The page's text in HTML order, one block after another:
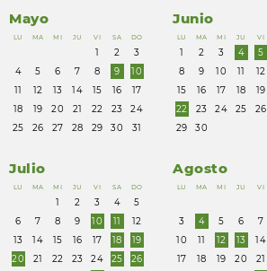
Mayo
LU MA MI JU VI SA DO
1 2
3
4
5 6 7 8 9
10
11
12 13 14 15 16
17
18
19 20 21 22 23
24
25
26 27 28 29 30 31
Junio
LU MA MI JU VI
1 2 3 4 5
8
9 10 11 12
15
16 17 18 19
22
23 24 25 26
29
30
Julio
LU MA MI JU VI SA DO
1 2 3 4
5
6
7 8 9 10 11
12
13
14 15 16 17 18
19
20
21 22 23 24 25
26
Agosto
LU MA MI JU VI
3
4 5 6 7
10
11 12 13 14
17
18 19 20 21